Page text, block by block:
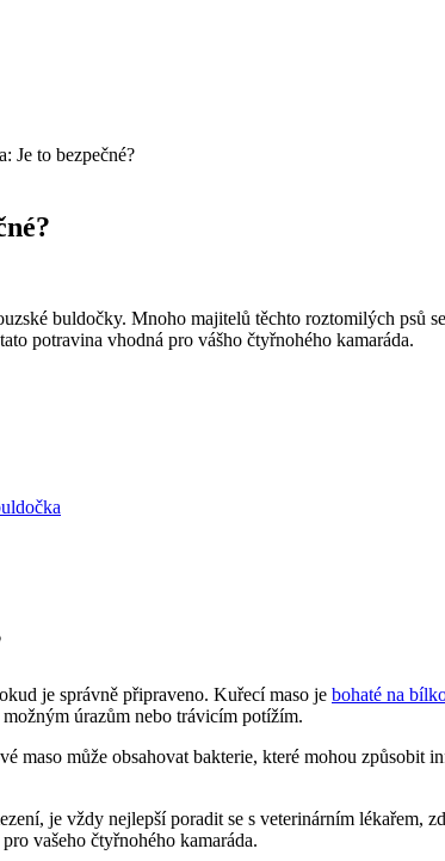
Je to bezpečné?
buldočky. Mnoho majitelů těchto roztomilých psů
potravina vhodná pro vášho čtyřnohého kamaráda.
je správně připraveno. Kuřecí maso je bohaté na
úrazům nebo trávicím potížím.
maso může obsahovat bakterie, které mohou způsobit
je vždy nejlepší poradit se s veterinárním lékařem,
vašeho čtyřnohého kamaráda.